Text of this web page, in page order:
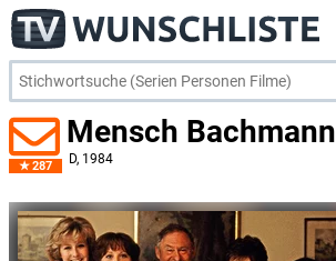
287
Mensch Bachmann
D, 1984